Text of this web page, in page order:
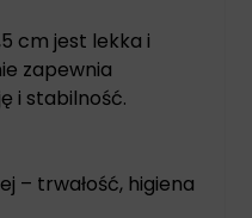
cm jest lekka i
zapewnia
i stabilność.
– trwałość, higiena